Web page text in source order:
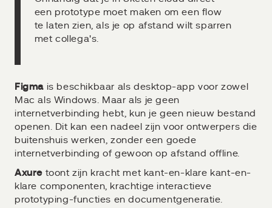
een prototype moet maken om een flow
te laten zien, als je op afstand wilt sparren
met collega's.
Figma is beschikbaar als desktop-app voor zowel
Mac als Windows. Maar als je geen
internetverbinding hebt, kun je geen nieuw bestand
openen. Dit kan een nadeel zijn voor ontwerpers die
buitenshuis werken, zonder een goede
internetverbinding of gewoon op afstand offline.
Axure toont zijn kracht met kant-en-klare kant-en-
klare componenten, krachtige interactieve
prototyping-functies en documentgeneratie.